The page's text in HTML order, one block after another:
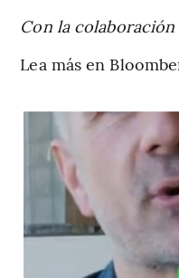
Con la
Lea más en